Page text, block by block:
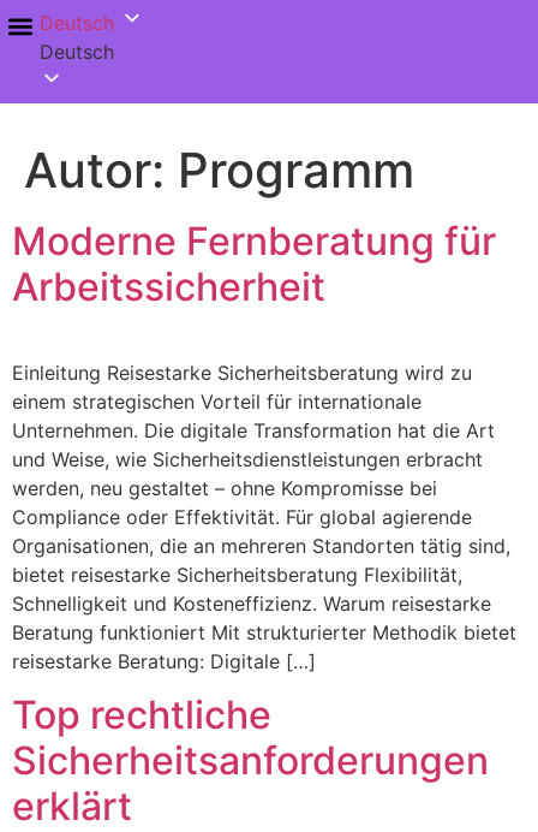
Deutsch
Deutsch
Autor: Programm
Moderne Fernberatung für
Arbeitssicherheit
Einleitung Reisestarke Sicherheitsberatung wird zu
einem strategischen Vorteil für internationale
Unternehmen. Die digitale Transformation hat die Art
und Weise, wie Sicherheitsdienstleistungen erbracht
werden, neu gestaltet – ohne Kompromisse bei
Compliance oder Effektivität. Für global agierende
Organisationen, die an mehreren Standorten tätig sind,
bietet reisestarke Sicherheitsberatung Flexibilität,
Schnelligkeit und Kosteneffizienz. Warum reisestarke
Beratung funktioniert Mit strukturierter Methodik bietet
reisestarke Beratung: Digitale […]
Top rechtliche
Sicherheitsanforderungen
erklärt